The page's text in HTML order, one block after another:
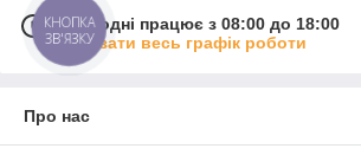
Сьогодні працює з 08:00 до 18:00
Показати весь графік роботи
Про нас
КНОПКА
ЗВ'ЯЗКУ